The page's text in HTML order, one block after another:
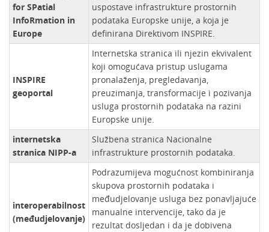
for SPatial
InfoRmation in
Europe
uspostave infrastrukture prostornih
podataka Europske unije, a koja je
definirana Direktivom INSPIRE.
INSPIRE
geoportal
Internetska stranica ili njezin ekvivalent
koji omogućava pristup uslugama
pronalaženja, pregledavanja,
preuzimanja, transformacije i pozivanja
usluga prostornih podataka na razini
Europske unije.
internetska
stranica NIPP-a
Službena stranica Nacionalne
infrastrukture prostornih podataka.
interoperabilnost
(međudjelovanje)
Podrazumijeva mogućnost kombiniranja
skupova prostornih podataka i
međudjelovanje usluga bez ponavljajuće
manualne intervencije, tako da je
rezultat dosljedan i da je dobivena